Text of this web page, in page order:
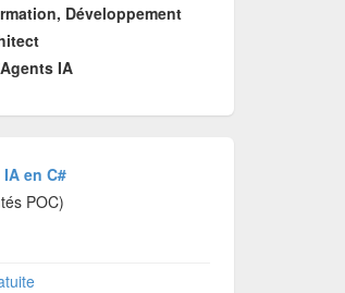
Développement
IA
en C#
POC)